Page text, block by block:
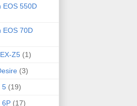
EOS 550D
EOS 70D
Z5 (1)
(3)
5 (19)
6P (17)